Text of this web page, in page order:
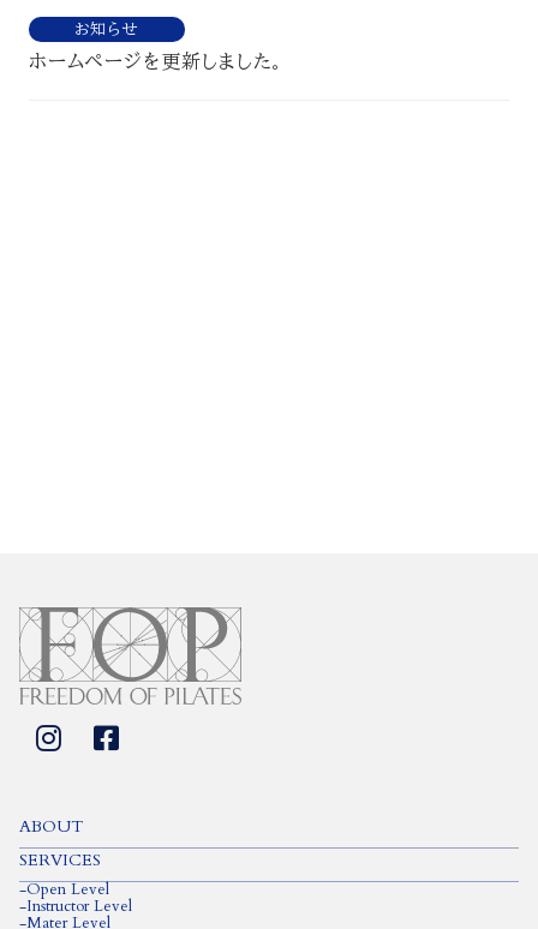
お知らせ
ホームページを更新しました。
ABOUT
SERVICES
-Open Level
-Instructor Level
-Mater Level